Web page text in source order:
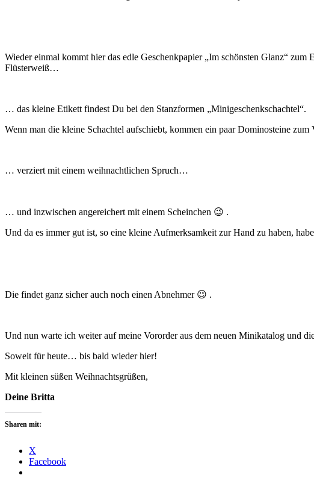
Wieder einmal kommt hier das edle Geschenkpapier „Im schönsten Glanz“
Flüsterweiß…
… das kleine Etikett findest Du bei den Stanzformen „Minigeschenkschachtel“.
Wenn man die kleine Schachtel aufschiebt, kommen ein paar Dominosteine
… verziert mit einem weihnachtlichen Spruch…
… und inzwischen angereichert mit einem Scheinchen 😉 .
Und da es immer gut ist, so eine kleine Aufmerksamkeit zur Hand zu haben,
Die findet ganz sicher auch noch einen Abnehmer 😉 .
Und nun warte ich weiter auf meine Vororder aus dem neuen Minikatalog und
Soweit für heute… bis bald wieder hier!
Mit kleinen süßen Weihnachtsgrüßen,
Deine Britta
Sharen mit:
X
Facebook